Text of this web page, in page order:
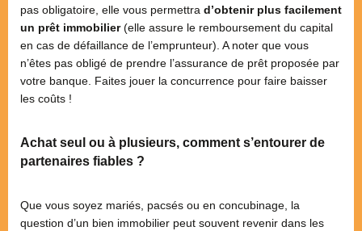
pas obligatoire, elle vous permettra d’obtenir plus facilement
un prêt immobilier(elle assure le remboursement du capital
en cas de défaillance de l’emprunteur). A noter que vous
n’êtes pas obligé de prendre l’assurance de prêt proposée par
votre banque. Faites jouer la concurrence pour faire baisser
les coûts !
Achat seul ou à plusieurs, comment s’entourer de
partenaires fiables ?
Que vous soyez mariés, pacsés ou en concubinage, la
question d’un bien immobilier peut souvent revenir dans les